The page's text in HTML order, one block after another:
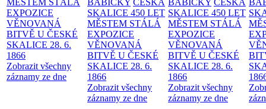
MĚSTEM STÁLÁ
EXPOZICE
VĚNOVANÁ
BITVĚ U ČESKÉ
SKALICE 28. 6.
1866
Zobrazit všechny
záznamy ze dne
BABIČKY ČESKÁ
SKALICE 450 LET
MĚSTEM STÁLÁ
EXPOZICE
VĚNOVANÁ
BITVĚ U ČESKÉ
SKALICE 28. 6.
1866
Zobrazit všechny
záznamy ze dne
BABIČKY ČESKÁ
SKALICE 450 LET
MĚSTEM STÁLÁ
EXPOZICE
VĚNOVANÁ
BITVĚ U ČESKÉ
SKALICE 28. 6.
1866
Zobrazit všechny
záznamy ze dne